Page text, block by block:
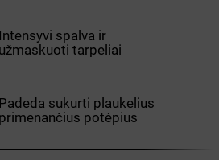
Intensyvi spalva ir
užmaskuoti tarpeliai
Padeda sukurti plaukelius
primenančius potėpius